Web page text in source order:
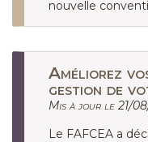
nouvelle
Améliorez
gestion de
Mis à jour le 21/
Le FAFCEA a